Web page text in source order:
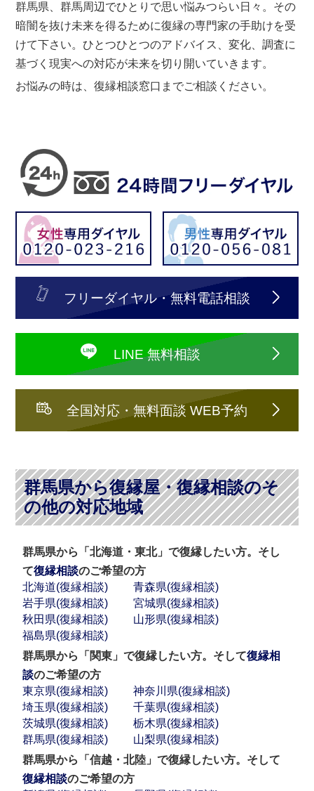
群馬県、群馬周辺でひとりで思い悩みつらい日々。その
暗闇を抜け未来を得るために復縁の専門家の手助けを受
けて下さい。ひとつひとつのアドバイス、変化、調査に
基づく現実への対応が未来を切り開いていきます。
お悩みの時は、復縁相談窓口までご相談ください。
フリーダイヤル・無料電話相談
LINE 無料相談
全国対応・無料面談 WEB予約
群馬県から復縁屋・復縁相談のそ
の他の対応地域
群馬県から「北海道・東北」で復縁したい方。そし
て復縁相談のご希望の方
北海道(復縁相談)
青森県(復縁相談)
岩手県(復縁相談)
宮城県(復縁相談)
秋田県(復縁相談)
山形県(復縁相談)
福島県(復縁相談)
群馬県から「関東」で復縁したい方。そして復縁相
談のご希望の方
東京県(復縁相談)
神奈川県(復縁相談)
埼玉県(復縁相談)
千葉県(復縁相談)
茨城県(復縁相談)
栃木県(復縁相談)
群馬県(復縁相談)
山梨県(復縁相談)
群馬県から「信越・北陸」で復縁したい方。そして
復縁相談のご希望の方